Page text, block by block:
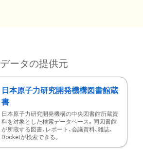
データの提供元
日本原子力研究開発機構図書館蔵
書
日本原子力研究開発機構の中央図書館所蔵資
料を対象とした検索データベース。同図書館
が所蔵する図書、レポート、会議資料、雑誌、
Docketが検索できる。